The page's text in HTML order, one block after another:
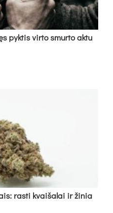
pyk­tis vir­to smur­to ak­tu
ras­ti kvai­ša­lai ir ži­nia